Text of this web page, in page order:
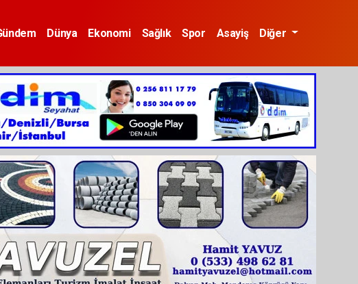
Dünya Ekonomi Sağlık Spor Asayiş Diğer